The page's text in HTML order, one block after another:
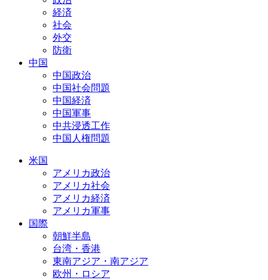
経済
社会
外交
防衛
中国
中国政治
中国社会問題
中国経済
中国軍事
中共浸透工作
中国人権問題
米国
アメリカ政治
アメリカ社会
アメリカ経済
アメリカ軍事
国際
朝鮮半島
台湾・香港
東南アジア・南アジア
欧州・ロシア